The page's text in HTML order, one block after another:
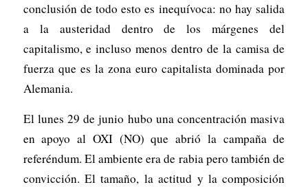
conclusión de todo esto es inequívoca: no hay salida
a la austeridad dentro de los márgenes del
capitalismo, e incluso menos dentro de la camisa de
fuerza que es la zona euro capitalista dominada por
Alemania.
El lunes 29 de junio hubo una concentración masiva
en apoyo al OXI (NO) que abrió la campaña de
referéndum. El ambiente era de rabia pero también de
convicción. El tamaño, la actitud y la composición